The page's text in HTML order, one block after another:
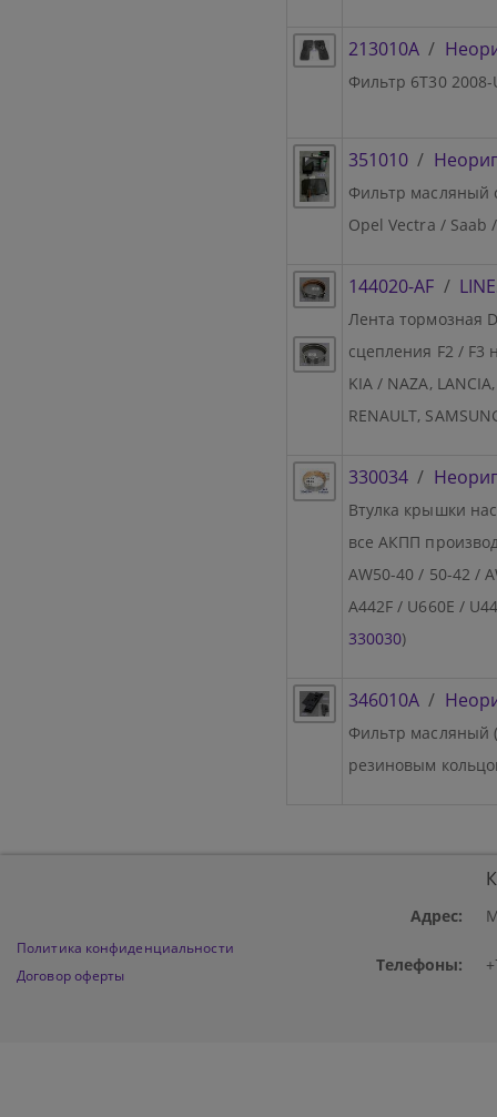
213010A /
Фильтр 6T30 2008-
351010 /
Фильтр масляный
Opel Vectra /
144020-AF /
Лента тормозная
сцепления F2 / F3
KIA / NAZA,
RENAULT,
330034 /
Втулка крышки
все АКПП
AW50-40 / 50-42 /
A442F / U660E /
330030)
346010A /
Фильтр масляный
резиновым
Политика конфиденциальности
Договор оферты
Адрес:
Телефоны: